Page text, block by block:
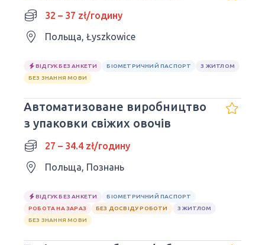
32 – 37 zł/годину
Польща, Łyszkowice
ВІДГУК БЕЗ АНКЕТИ БІОМЕТРИЧНИЙ ПАСПОРТ
З ЖИТЛОМ
БЕЗ ЗНАННЯ МОВИ
Автоматизоване виробництво
з упаковки свіжих овочів
27 – 34.4 zł/годину
Польща, Познань
ВІДГУК БЕЗ АНКЕТИ
БІОМЕТРИЧНИЙ ПАСПОРТ
РОБОТА НА ЗАРАЗ
БЕЗ ДОСВІДУ РОБОТИ
З ЖИТЛОМ
БЕЗ ЗНАННЯ МОВИ